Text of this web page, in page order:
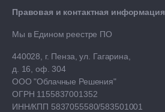
Правовая и контактная информация
Мы в Едином реестре ПО
440028, г. Пенза, ул. Гагарина,
д. 16, оф. 304
ООО "Облачные Решения"
ОГРН 1155837001352
ИНН/КПП 5837055580/583501001